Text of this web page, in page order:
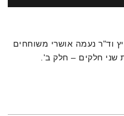
וד"ר נעמה אושרי משוחחים
שני חלקים – חלק ב'.